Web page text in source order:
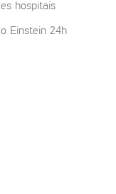
hospitais
Einstein 24h